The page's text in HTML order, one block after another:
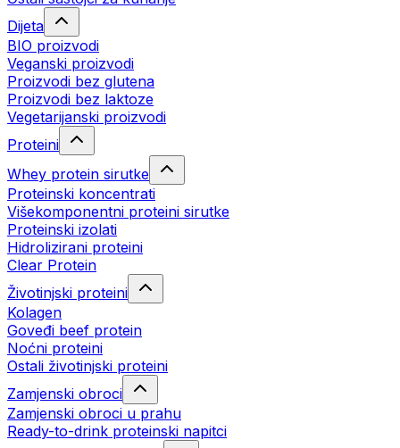
Dijeta
BIO proizvodi
Veganski proizvodi
Proizvodi bez glutena
Proizvodi bez laktoze
Vegetarijanski proizvodi
Proteini
Whey protein sirutke
Proteinski koncentrati
Višekomponentni proteini sirutke
Proteinski izolati
Hidrolizirani proteini
Clear Protein
Životinjski proteini
Kolagen
Goveđi beef protein
Noćni proteini
Ostali životinjski proteini
Zamjenski obroci
Zamjenski obroci u prahu
Ready-to-drink proteinski napitci